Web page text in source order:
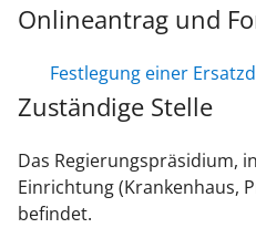
Onlineantrag und
Festlegung einer
Zuständige Stelle
Das Regierungspräsidium,
Einrichtung (Krankenhaus,
befindet.